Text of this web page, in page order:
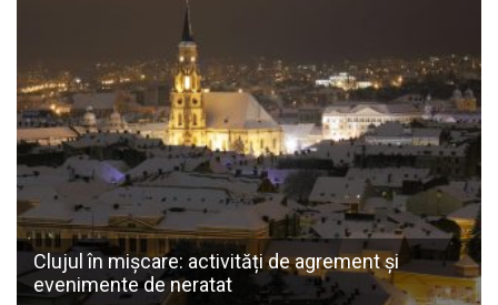
Clujul în mișcare: activități de agrement și
evenimente de neratat